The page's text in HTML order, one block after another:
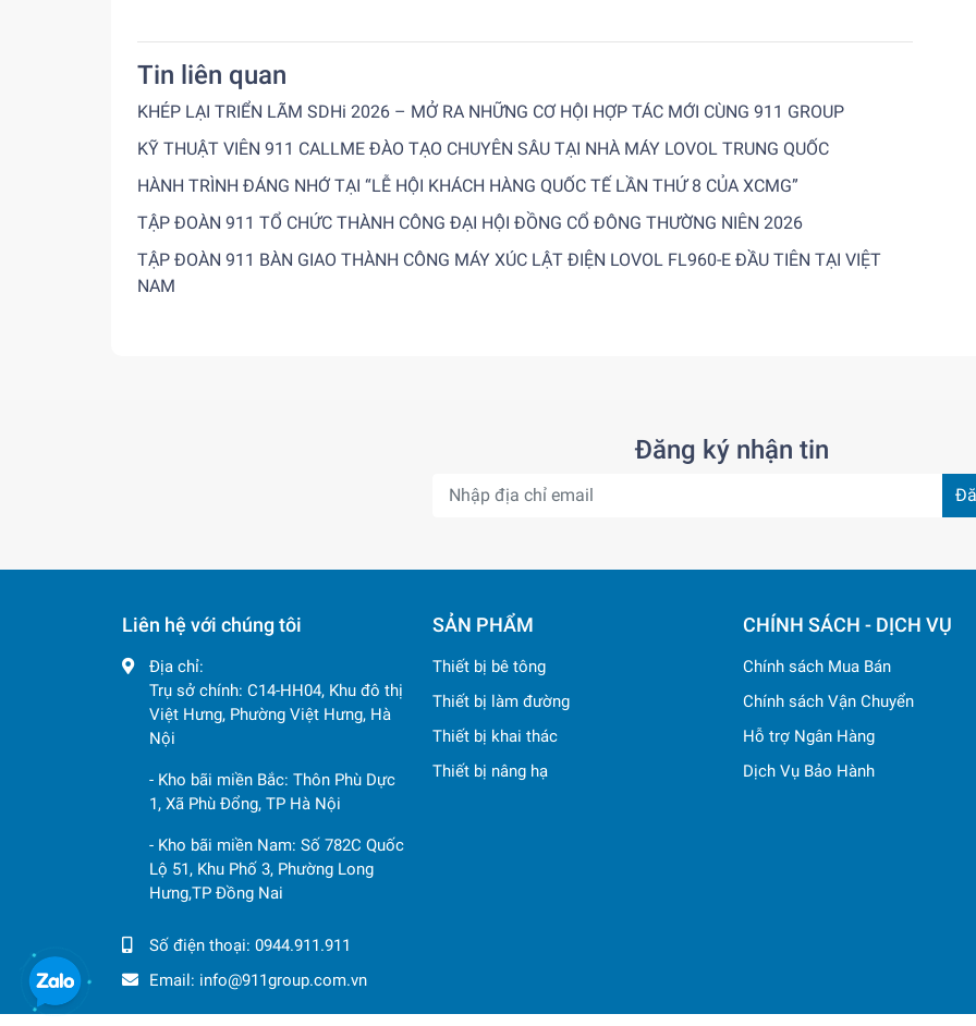
Tin liên quan
KHÉP LẠI TRIỂN LÃM SDHi 2026 – MỞ RA NHỮNG CƠ HỘI HỢP TÁC MỚI CÙNG 911 GROUP
KỸ THUẬT VIÊN 911 CALLME ĐÀO TẠO CHUYÊN SÂU TẠI NHÀ MÁY LOVOL TRUNG QUỐC
HÀNH TRÌNH ĐÁNG NHỚ TẠI “LỄ HỘI KHÁCH HÀNG QUỐC TẾ LẦN THỨ 8 CỦA XCMG”
TẬP ĐOÀN 911 TỔ CHỨC THÀNH CÔNG ĐẠI HỘI ĐỒNG CỔ ĐÔNG THƯỜNG NIÊN 2026
TẬP ĐOÀN 911 BÀN GIAO THÀNH CÔNG MÁY XÚC LẬT ĐIỆN LOVOL FL960-E ĐẦU TIÊN TẠI VIỆT
NAM
Đăng ký nhận tin
Liên hệ với chúng tôi
Địa chỉ:
Trụ sở chính: C14-HH04, Khu đô thị
Việt Hưng, Phường Việt Hưng, Hà
Nội
- Kho bãi miền Bắc: Thôn Phù Dực
1, Xã Phù Đổng, TP Hà Nội
- Kho bãi miền Nam: Số 782C Quốc
Lộ 51, Khu Phố 3, Phường Long
Hưng,TP Đồng Nai
Số điện thoại: 0944.911.911
Email: info@911group.com.vn
SẢN PHẨM
Thiết bị bê tông
Thiết bị làm đường
Thiết bị khai thác
Thiết bị nâng hạ
CHÍNH SÁCH - DỊCH VỤ
Chính sách Mua Bán
Chính sách Vận Chuyển
Hỗ trợ Ngân Hàng
Dịch Vụ Bảo Hành